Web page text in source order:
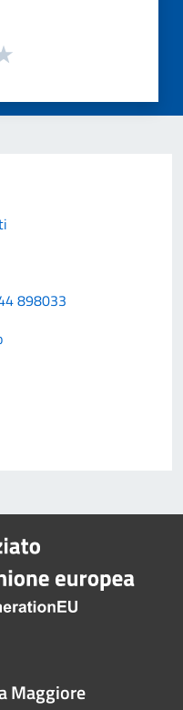
898033
Maggiore